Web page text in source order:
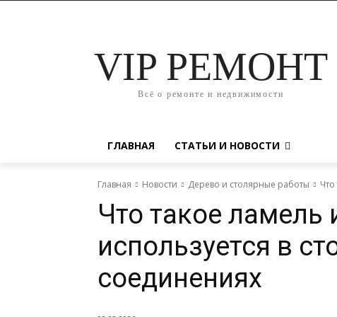
VIP РЕМОНТ
Всё о ремонте и недвижимости
ГЛАВНАЯ СТАТЬИ И НОВОСТИ
Главная Новости Дерево и столярные работы
Что такое ламель
используется в
соединениях